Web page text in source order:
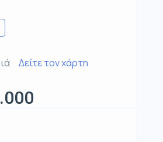
Δείτε τον χάρτη